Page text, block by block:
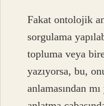
Fakat ontolojik
sorgulama
topluma veya
yazıyorsa, bu,
anlamasından